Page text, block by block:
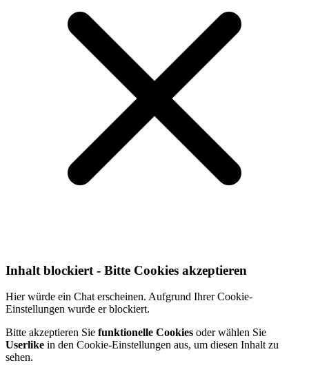
Inhalt blockiert - Bitte Cookies akzeptieren
Hier würde ein Chat erscheinen. Aufgrund Ihrer Cookie-
Einstellungen wurde er blockiert.
Bitte akzeptieren Sie funktionelle Cookies oder wählen Sie
Userlike in den Cookie-Einstellungen aus, um diesen Inhalt zu
sehen.